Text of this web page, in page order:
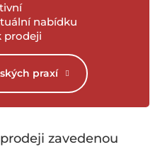
nabídku
prodeji
praxí
zavedenou